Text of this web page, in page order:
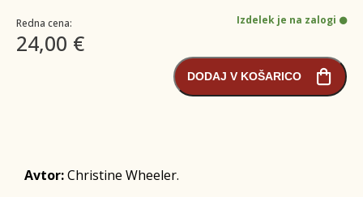
Redna cena:
24,00 €
Izdelek je na zalogi
DODAJ V KOŠARICO
Avtor:Christine Wheeler.